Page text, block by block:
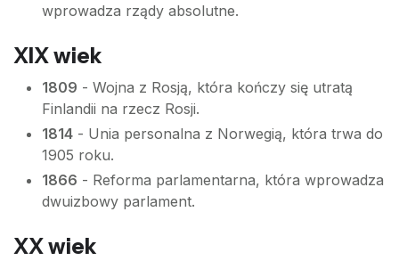
wprowadza rządy absolutne.
XIX wiek
1809 - Wojna z Rosją, która kończy się utratą
Finlandii na rzecz Rosji.
1814 - Unia personalna z Norwegią, która trwa do
1905 roku.
1866 - Reforma parlamentarna, która wprowadza
dwuizbowy parlament.
XX wiek